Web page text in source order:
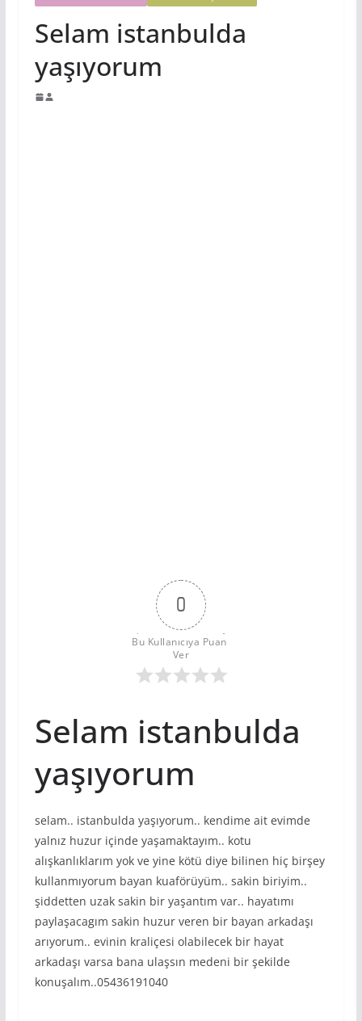
Selam istanbulda
yaşıyorum
0
Bu Kullanıcıya Puan
Ver
Selam istanbulda
yaşıyorum
selam.. istanbulda yaşıyorum.. kendime ait evimde
yalnız huzur içinde yaşamaktayım.. kotu
alışkanlıklarım yok ve yine kötü diye bilinen hiç birşey
kullanmıyorum bayan kuaförüyüm.. sakin biriyim..
şiddetten uzak sakin bir yaşantım var.. hayatımı
paylaşacagım sakin huzur veren bir bayan arkadaşı
arıyorum.. evinin kraliçesi olabilecek bir hayat
arkadaşı varsa bana ulaşsın medeni bir şekilde
konuşalım..05436191040